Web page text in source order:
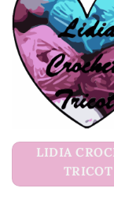
LIDIA
TRICOT